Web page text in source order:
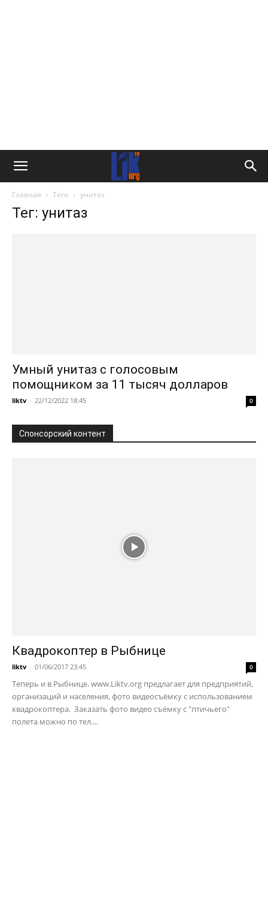
Главная Теги унитаз
Тег: унитаз
Умный унитаз с голосовым
помощником за 11 тысяч долларов
liktv - 22/12/2022 18:45 0
Спонсорский контент
Квадрокоптер в Рыбнице
liktv - 01/06/2017 23:45 0
Теперь и в Рыбнице. www.Liktv.org предлагает для предприятий,
организаций и населения, фото видеосъёмку с использованием
квадрокоптера. Заказать фото видео съёмку с "птичьего"
полета можно по тел....